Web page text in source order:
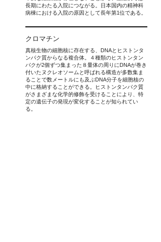
長期にわたる入院につながる。日本国内の精神科
病棟における入院の原因として長年第1位である。
クロマチン
真核生物の細胞核に存在する、DNAとヒストンタ
ンパク質からなる複合体。４種類のヒストンタン
パクが2個ずつ集まった８量体の周りにDNAが巻き
付いたヌクレオソームと呼ばれる構造が多数集ま
ることで数メートルにも及ぶDNA分子を細胞核の
中に格納することができる。ヒストンタンパク質
がさまざまな化学的修飾を受けることにより、特
定の遺伝子の発現が変化することが知られてい
る。